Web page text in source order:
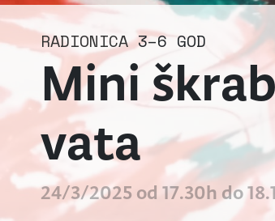
RADIONICA 3–6 GOD
Mini
vata
24/3/2025 od 17.30h do